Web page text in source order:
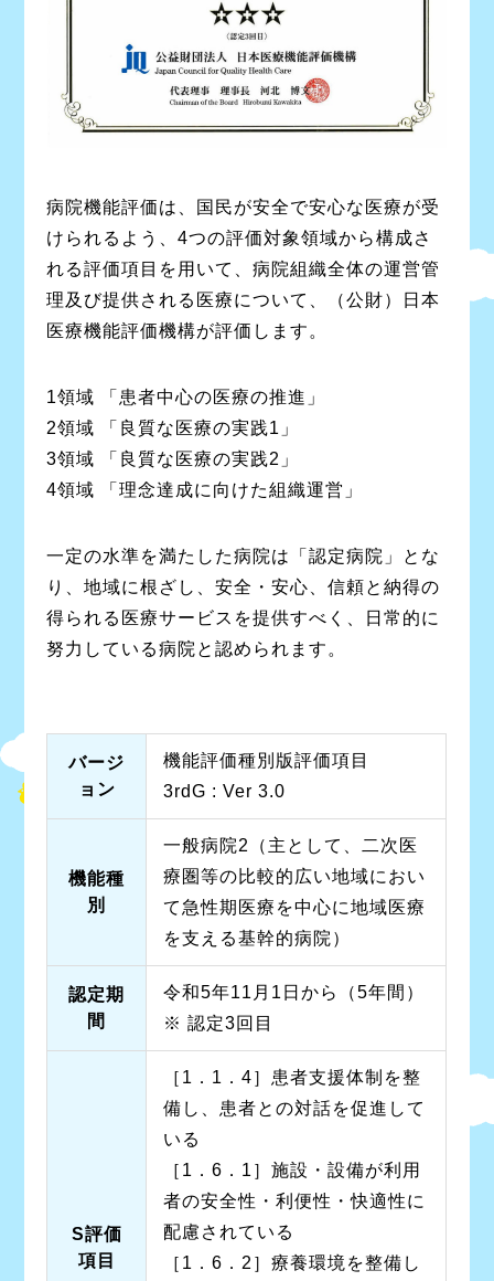
病院機能評価は、国民が安全で安心な医療が受
けられるよう、4つの評価対象領域から構成さ
れる評価項目を用いて、病院組織全体の運営管
理及び提供される医療について、（公財）日本
医療機能評価機構が評価します。
1領域 「患者中心の医療の推進」
2領域 「良質な医療の実践1」
3領域 「良質な医療の実践2」
4領域 「理念達成に向けた組織運営」
一定の水準を満たした病院は「認定病院」とな
り、地域に根ざし、安全・安心、信頼と納得の
得られる医療サービスを提供すべく、日常的に
努力している病院と認められます。
バージ
ョン
機能評価種別版評価項目
3rdG : Ver 3.0
機能種
別
一般病院2（主として、二次医
療圏等の比較的広い地域におい
て急性期医療を中心に地域医療
を支える基幹的病院）
認定期
間
令和5年11月1日から（5年間）
※ 認定3回目
S評価
項目
［1．1．4］患者支援体制を整
備し、患者との対話を促進して
いる
［1．6．1］施設・設備が利用
者の安全性・利便性・快適性に
配慮されている
［1．6．2］療養環境を整備し